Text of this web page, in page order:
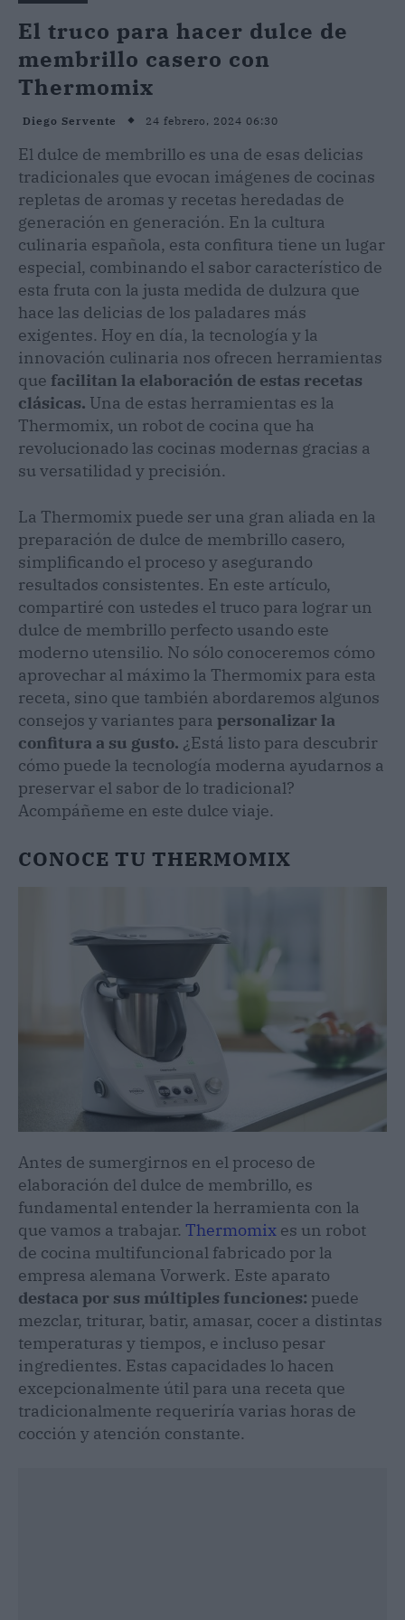
El truco para hacer dulce de
membrillo casero con
Thermomix
Diego Servente 24 febrero, 2024 06:30
El dulce de membrillo es una de esas delicias
tradicionales que evocan imágenes de cocinas
repletas de aromas y recetas heredadas de
generación en generación. En la cultura
culinaria española, esta confitura tiene un lugar
especial, combinando el sabor característico de
esta fruta con la justa medida de dulzura que
hace las delicias de los paladares más
exigentes. Hoy en día, la tecnología y la
innovación culinaria nos ofrecen herramientas
que facilitan la elaboración de estas recetas
clásicas. Una de estas herramientas es la
Thermomix, un robot de cocina que ha
revolucionado las cocinas modernas gracias a
su versatilidad y precisión.
La Thermomix puede ser una gran aliada en la
preparación de dulce de membrillo casero,
simplificando el proceso y asegurando
resultados consistentes. En este artículo,
compartiré con ustedes el truco para lograr un
dulce de membrillo perfecto usando este
moderno utensilio. No sólo conoceremos cómo
aprovechar al máximo la Thermomix para esta
receta, sino que también abordaremos algunos
consejos y variantes para personalizar la
confitura a su gusto. ¿Está listo para descubrir
cómo puede la tecnología moderna ayudarnos a
preservar el sabor de lo tradicional?
Acompáñeme en este dulce viaje.
CONOCE TU THERMOMIX
Antes de sumergirnos en el proceso de
elaboración del dulce de membrillo, es
fundamental entender la herramienta con la
que vamos a trabajar. Thermomix es un robot
de cocina multifuncional fabricado por la
empresa alemana Vorwerk. Este aparato
destaca por sus múltiples funciones: puede
mezclar, triturar, batir, amasar, cocer a distintas
temperaturas y tiempos, e incluso pesar
ingredientes. Estas capacidades lo hacen
excepcionalmente útil para una receta que
tradicionalmente requeriría varias horas de
cocción y atención constante.